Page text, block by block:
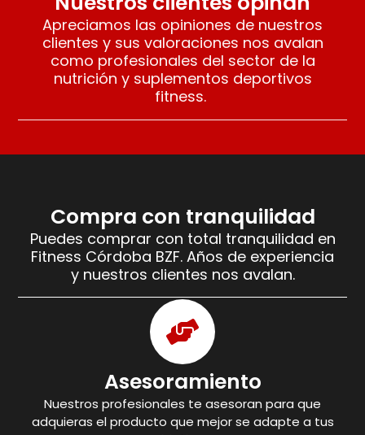
Apreciamos las opiniones de nuestros
clientes y sus valoraciones nos avalan
como profesionales del sector de la
nutrición y suplementos deportivos
fitness.
Compra con tranquilidad
Puedes comprar con total tranquilidad en
Fitness Córdoba BZF. Años de experiencia
y nuestros clientes nos avalan.
Asesoramiento
Nuestros profesionales te asesoran para que
adquieras el producto que mejor se adapte a tus